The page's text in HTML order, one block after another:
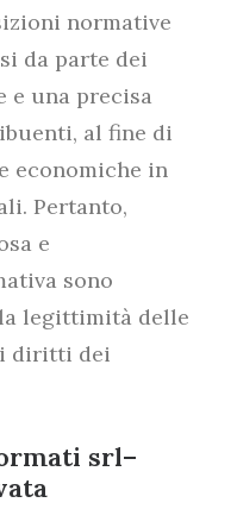
normative
da parte dei
e una precisa
al fine di
economiche in
Pertanto,
e
sono
legittimità delle
diritti dei
srl–